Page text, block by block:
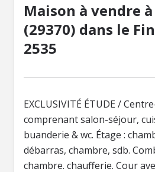
Maison à vendre
(29370) dans le
2535
EXCLUSIVITÉ ÉTUDE /
comprenant salon-séjour,
buanderie & wc. Étage :
débarras, chambre, sdb.